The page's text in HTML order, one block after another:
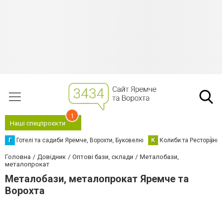
Наші спецпроєкти
1
Г Готелі та садиби Яремче, Ворохти, Буковелю К Колиби та Ресторани
Головна Довідник Оптові бази, склади
Металобази,
металопрокат
Металобази, металопрокат Яремче та
Ворохта